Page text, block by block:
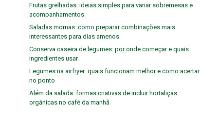
Frutas grelhadas: ideias simples para variar sobremesas e
acompanhamentos
Saladas mornas: como preparar combinações mais
interessantes para dias amenos
Conserva caseira de legumes: por onde começar e quais
ingredientes usar
Legumes na airfryer: quais funcionam melhor e como acertar
no ponto
Além da salada: formas criativas de incluir hortaliças
orgânicas no café da manhã